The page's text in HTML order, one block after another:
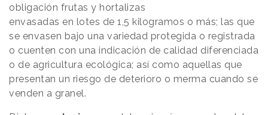
obligación frutas y hortalizas
envasadas en lotes de 1,5 kilogramos o más; las que
se envasen bajo una variedad protegida o registrada
o cuenten con una indicación de calidad diferenciada
o de agricultura ecológica; así como aquellas que
presentan un riesgo de deterioro o merma cuando se
venden a granel.